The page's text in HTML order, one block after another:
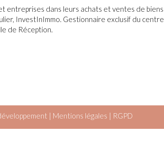
entreprises dans leurs achats et ventes de biens
InvestInImmo. Gestionnaire exclusif du centre
de Réception.
| Mentions légales | RGPD